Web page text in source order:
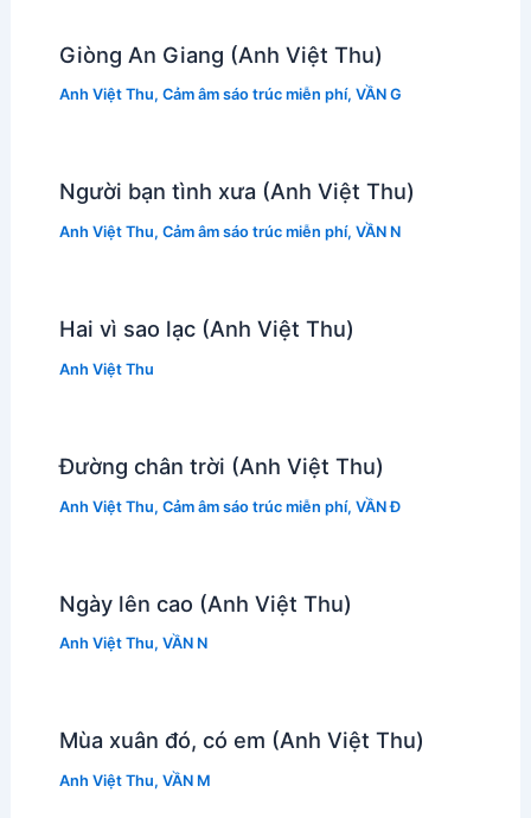
Giòng An Giang (Anh Việt Thu)
Anh Việt Thu, Cảm âm sáo trúc miễn phí, VẦN G
Người bạn tình xưa (Anh Việt Thu)
Anh Việt Thu, Cảm âm sáo trúc miễn phí, VẦN N
Hai vì sao lạc (Anh Việt Thu)
Anh Việt Thu
Đường chân trời (Anh Việt Thu)
Anh Việt Thu, Cảm âm sáo trúc miễn phí, VẦN Đ
Ngày lên cao (Anh Việt Thu)
Anh Việt Thu, VẦN N
Mùa xuân đó, có em (Anh Việt Thu)
Anh Việt Thu, VẦN M